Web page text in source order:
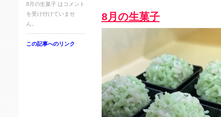
8月の生菓子 は コメント
を受け付けていませ
ん。
この記事へのリンク
8月の生菓子